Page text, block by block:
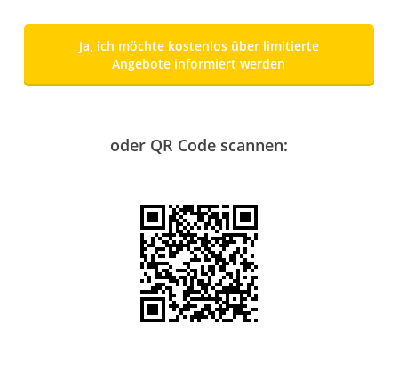
Ja, ich möchte kostenlos über limitierte
Angebote informiert werden
oder QR Code scannen: